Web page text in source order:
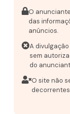
O
das
anúncios.
A
sem
do
O site não